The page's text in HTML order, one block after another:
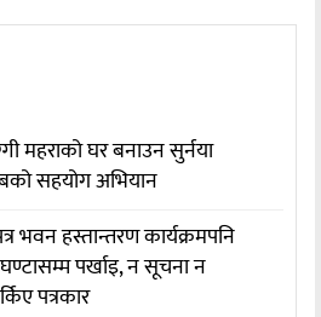
महराको घर बनाउन सुर्नया
सहयोग अभियान
भवन हस्तान्तरण कार्यक्रमपनि
पर्खाइ, न सूचना न
पत्रकार